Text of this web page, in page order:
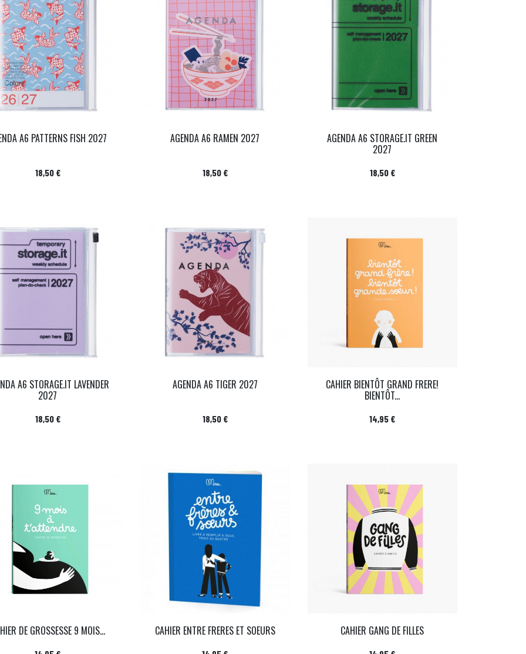
A6 PATTERNS FISH 2027
Prix
18,50 €
AGENDA A6 RAMEN 2027
Prix
18,50 €
AGENDA A6 STORAGE.IT GREEN
2027
Prix
18,50 €
A6 STORAGE.IT LAVENDER
2027
Prix
18,50 €
AGENDA A6 TIGER 2027
Prix
18,50 €
CAHIER BIENTÔT GRAND FRERE!
BIENTÔT...
Prix
14,95 €
DE GROSSESSE 9 MOIS... CAHIER ENTRE FRERES ET SOEURS CAHIER GANG DE FILLES